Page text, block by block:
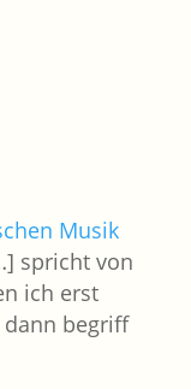
Musik
spricht von
ich erst
begriff